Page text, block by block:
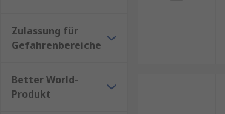
Zulassung für
Gefahrenbereiche
Better World-
Produkt